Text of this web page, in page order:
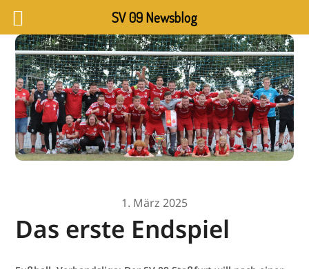
1. März 2025
Das erste Endspiel
SV 09 Newsblog